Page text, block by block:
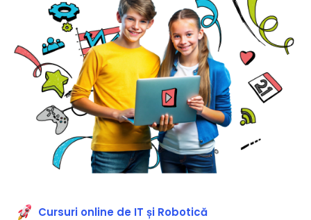
Cursuri online de IT și Robotică